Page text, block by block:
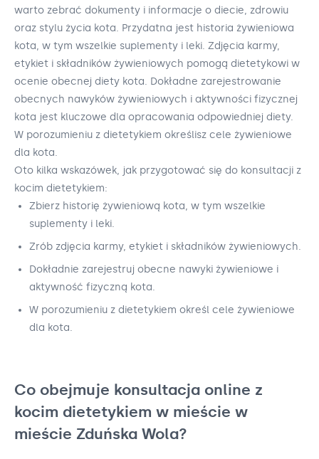
warto zebrać dokumenty i informacje o diecie, zdrowiu
oraz stylu życia kota. Przydatna jest historia żywieniowa
kota, w tym wszelkie suplementy i leki. Zdjęcia karmy,
etykiet i składników żywieniowych pomogą dietetykowi w
ocenie obecnej diety kota. Dokładne zarejestrowanie
obecnych nawyków żywieniowych i aktywności fizycznej
kota jest kluczowe dla opracowania odpowiedniej diety.
W porozumieniu z dietetykiem określisz cele żywieniowe
dla kota.
Oto kilka wskazówek, jak przygotować się do konsultacji z
kocim dietetykiem:
Zbierz historię żywieniową kota, w tym wszelkie
suplementy i leki.
Zrób zdjęcia karmy, etykiet i składników żywieniowych.
Dokładnie zarejestruj obecne nawyki żywieniowe i
aktywność fizyczną kota.
W porozumieniu z dietetykiem określ cele żywieniowe
dla kota.
Co obejmuje konsultacja online z
kocim dietetykiem w mieście w
mieście Zduńska Wola?